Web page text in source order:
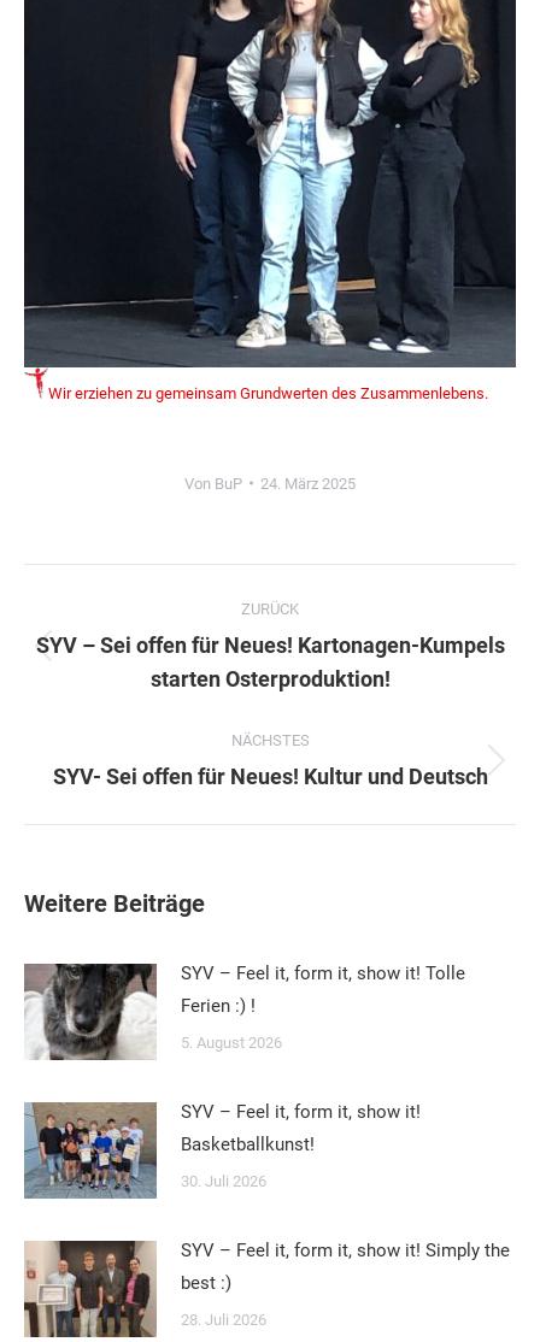
Wir erziehen zu gemeinsam Grundwerten des Zusammenlebens.
Von BuP 24. März 2025
ZURÜCK
Vorheriger
Beitrag:
SYV – Sei offen für Neues! Kartonagen-Kumpels
starten Osterproduktion!
NÄCHSTES
Nächster
SYV- Sei offen für Neues! Kultur und Deutsch
Weitere Beiträge
SYV – Feel it, form it, show it! Tolle
Ferien :) !
5. August 2026
SYV – Feel it, form it, show it!
Basketballkunst!
30. Juli 2026
SYV – Feel it, form it, show it! Simply the
best :)
28. Juli 2026